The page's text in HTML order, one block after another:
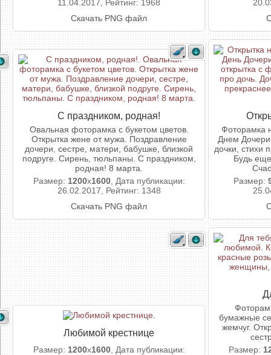
11.04.2017, Рейтинг: 1968
Скачать PNG файл
С праздником, родная!
Овальная фоторамка с букетом цветов.
Открытка жене от мужа. Поздравление
дочери, сестре, матери, бабушке, близкой
подруге. Сирень, тюльпаны. С праздником,
родная! 8 марта.
Размер: 1200x1600, Дата публикации:
26.02.2017, Рейтинг: 1348
Скачать PNG файл
Фоторамка
Днем
дочки, стихи
Будь
Размер:
Любимой крестнице
Размер: 1200x1600, Дата публикации:
бумажные
жемчуг.
Размер: